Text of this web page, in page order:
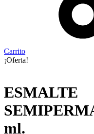
Carrito
¡Oferta!
ESMALTE
ml.